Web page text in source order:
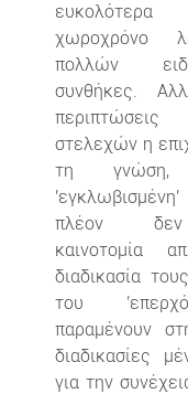
χωροχρόνο
πολλών
συνθήκες.
στελεχών η
τη γνώση,
πλέον δεν
καινοτομία
διαδικασία
του
παραμένουν
διαδικασίες
για την